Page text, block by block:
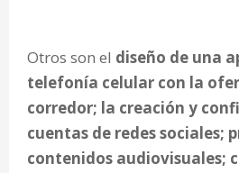
Otros son el diseño de una
telefonía celular con la
corredor; la creación y
cuentas de redes sociales;
contenidos audiovisuales;